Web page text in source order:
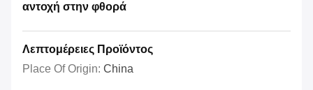
αντοχή στην φθορά
Λεπτομέρειες Προϊόντος
Place Of Origin: China